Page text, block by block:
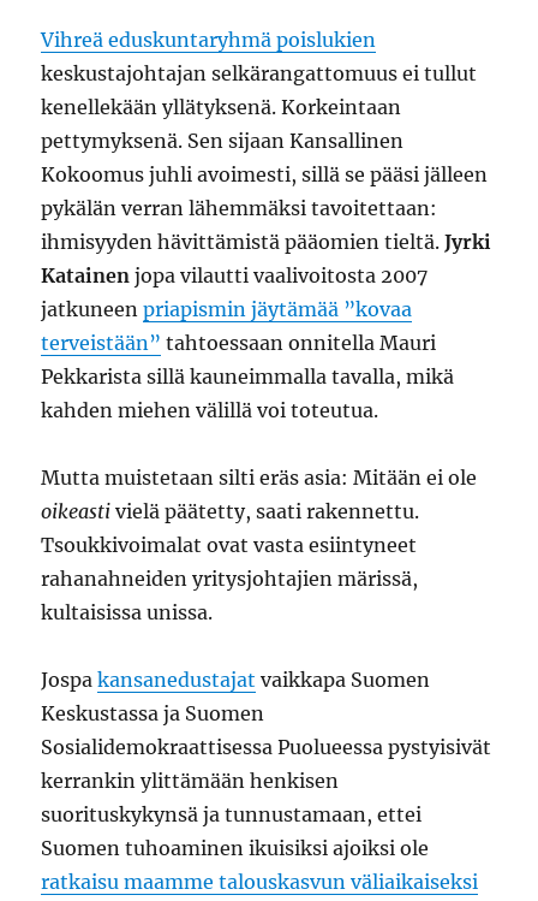
Vihreä eduskuntaryhmä poislukien
keskustajohtajan selkärangattomuus ei tullut
kenellekään yllätyksenä. Korkeintaan
pettymyksenä. Sen sijaan Kansallinen
Kokoomus juhli avoimesti, sillä se pääsi jälleen
pykälän verran lähemmäksi tavoitettaan:
ihmisyyden hävittämistä pääomien tieltä.Jyrki
Katainen jopa vilautti vaalivoitosta 2007
jatkuneenpriapismin jäytämää ”kovaa
terveistään” tahtoessaan onnitella Mauri
Pekkarista sillä kauneimmalla tavalla, mikä
kahden miehen välillä voi toteutua.
Mutta muistetaan silti eräs asia: Mitään ei ole
oikeasti vielä päätetty, saati rakennettu.
Tsoukkivoimalat ovat vasta esiintyneet
rahanahneiden yritysjohtajien märissä,
kultaisissa unissa.
Jospakansanedustajat vaikkapa Suomen
Keskustassa ja Suomen
Sosialidemokraattisessa Puolueessa pystyisivät
kerrankin ylittämään henkisen
suorituskykynsä ja tunnustamaan, ettei
Suomen tuhoaminen ikuisiksi ajoiksi ole
ratkaisu maamme talouskasvun väliaikaiseksi